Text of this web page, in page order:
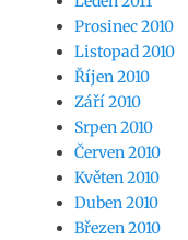
Prosinec 2010
Listopad 2010
Říjen 2010
Září 2010
Srpen 2010
Červen 2010
Květen 2010
Duben 2010
Březen 2010